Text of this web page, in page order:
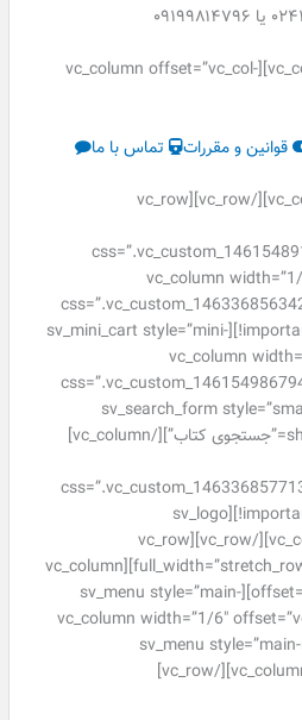
[/vc_column_text][/vc_column][vc_column offset=”vc_col-
قوانین و مقررات
تماس با ما
[/vc_column_text][/vc_column][/vc_row][vc_row
#4bae4f !important;}”][vc_column
!important;}” offset=”vc_col-md-4″][sv_mini_cart style=”mini-
cart6″][/vc_column][vc_column
!important;}”][sv_search_form
show_cat=”no” placeholder=”جستجوی کتاب”][/vc_column]
!important;}” offset=”vc_col-md-2″][sv_logo
logo_img=”2455″][/vc_column][/vc_row][vc_row
full_width=”stretch_row” el_class=”header-nav6″][vc_column
offset=”vc_col-md-9 vc_col-xs-6″][sv_menu style=”main-
nav6″][/vc_column][vc_column width=”1/6″
xs-6 vc_hidden-xs”][sv_menu